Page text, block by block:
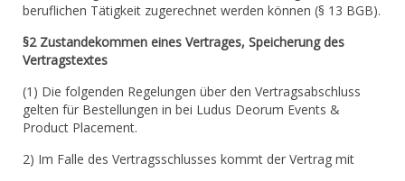
beruflichen Tätigkeit zugerechnet werden können (§ 13 BGB).
§2 Zustandekommen eines Vertrages, Speicherung des
Vertragstextes
(1) Die folgenden Regelungen über den Vertragsabschluss
gelten für Bestellungen in bei Ludus Deorum Events &
Product Placement.
2) Im Falle des Vertragsschlusses kommt der Vertrag mit